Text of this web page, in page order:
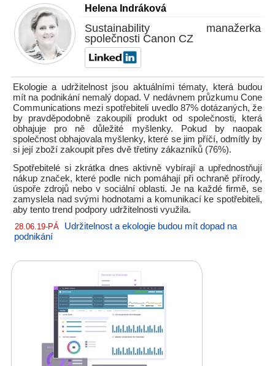
Helena Indráková
Sustainability manažerka
společnosti Canon CZ
Ekologie a udržitelnost jsou aktuálními tématy, která budou
mít na podnikání nemalý dopad. V nedávnem průzkumu Cone
Communications mezi spotřebiteli uvedlo 87% dotázaných, že
by pravděpodobně zakoupili produkt od společnosti, která
obhajuje pro ně důležité myšlenky. Pokud by naopak
společnost obhajovala myšlenky, které se jim příčí, odmítly by
si její zboží zakoupit přes dvě třetiny zákazníků (76%).
Spotřebitelé si zkrátka dnes aktivně vybírají a upřednostňují
nákup značek, které podle nich pomáhají při ochraně přírody,
úspoře zdrojů nebo v sociální oblasti. Je na každé firmě, se
zamyslela nad svými hodnotami a komunikací ke spotřebiteli,
aby tento trend podpory udržitelnosti využila.
28.06.19-PÁ
Udržitelnost a ekologie budou mít dopad na
podnikání